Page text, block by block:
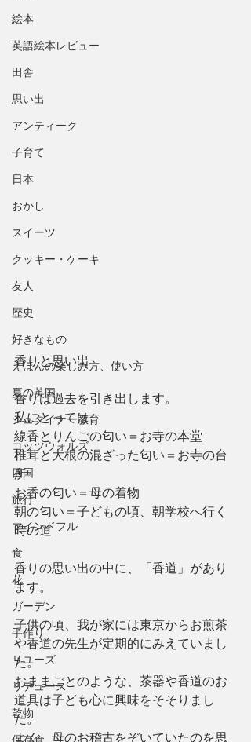
絵本
英語絵本レビュー
田舎
思い出
アンティーク
子育て
日本
おかし
スイーツ
クッキー・ケーキ
友人
歴史
好きなもの
えほんの楽しみ方、使い方
夏の英国
シュタイナー教育
コッツウォルズ
四国
旅行
マインドフル
食
花
ガーデン
手作り
リユーズ
リデュース
乾物
香りと思い出
香りは過去を引き出します。
私にとっては、
線香とりんごの匂い＝お寺の本堂
椎茸と大根の混ざった匂い＝お寺の台
所
お香の匂い＝母の着物
朝の匂い＝子どもの頃、朝学校へ行く
時の道
香りの思い出の中に、「香道」があり
ます。
子供の頃、我が家には東京からお煎茶
や香道の先生が定期的にみえていまし
た。
おままごとのような、茶器や香道のお
道具は子ども心に興味をそそりまし
た。
よく、母のお稽古をぞいていたのを思